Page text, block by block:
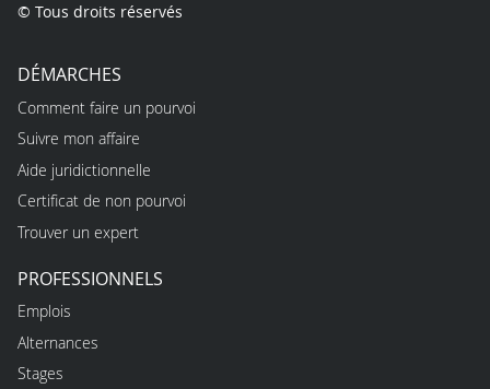
© Tous droits réservés
DÉMARCHES
Comment faire un pourvoi
Suivre mon affaire
Aide juridictionnelle
Certificat de non pourvoi
Trouver un expert
PROFESSIONNELS
Emplois
Alternances
Stages